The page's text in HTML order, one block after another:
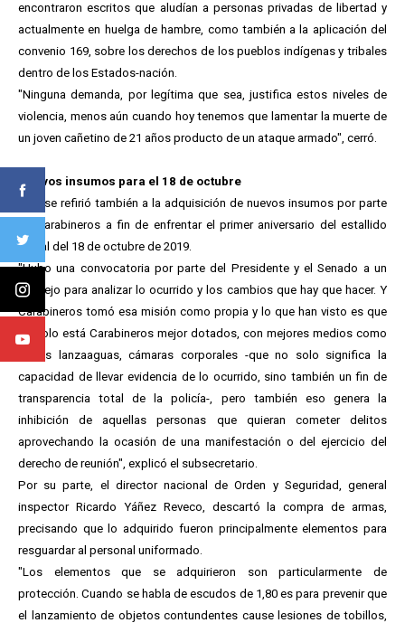
encontraron escritos que aludían a personas privadas de libertad y
actualmente en huelga de hambre, como también a la aplicación del
convenio 169, sobre los derechos de los pueblos indígenas y tribales
dentro de los Estados-nación.
"Ninguna demanda, por legítima que sea, justifica estos niveles de
violencia, menos aún cuando hoy tenemos que lamentar la muerte de
un joven cañetino de 21 años producto de un ataque armado", cerró.
Nuevos insumos para el 18 de octubre
Galli se refirió también a la adquisición de nuevos insumos por parte
de Carabineros a fin de enfrentar el primer aniversario del estallido
social del 18 de octubre de 2019.
"Hubo una convocatoria por parte del Presidente y el Senado a un
consejo para analizar lo ocurrido y los cambios que hay que hacer. Y
Carabineros tomó esa misión como propia y lo que han visto es que
no solo está Carabineros mejor dotados, con mejores medios como
carros lanzaaguas, cámaras corporales -que no solo significa la
capacidad de llevar evidencia de lo ocurrido, sino también un fin de
transparencia total de la policía-, pero también eso genera la
inhibición de aquellas personas que quieran cometer delitos
aprovechando la ocasión de una manifestación o del ejercicio del
derecho de reunión", explicó el subsecretario.
Por su parte, el director nacional de Orden y Seguridad, general
inspector Ricardo Yáñez Reveco, descartó la compra de armas,
precisando que lo adquirido fueron principalmente elementos para
resguardar al personal uniformado.
"Los elementos que se adquirieron son particularmente de
protección. Cuando se habla de escudos de 1,80 es para prevenir que
el lanzamiento de objetos contundentes cause lesiones de tobillos,